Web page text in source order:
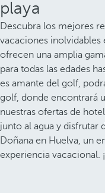
playa
Descubra los mejores
vacaciones inolvidables
ofrecen una amplia
para todas las edades
es amante del golf,
golf, donde encontrará
nuestras ofertas de
junto al agua y disfrutar
Doñana en Huelva, un
experiencia vacacional.